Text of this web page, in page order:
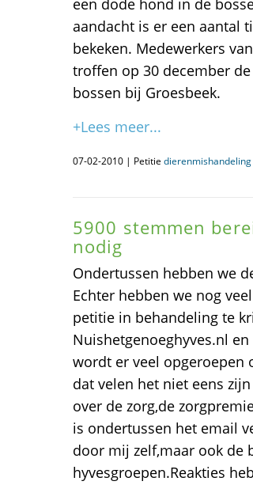
een dode hond in de
aandacht is er een aantal
bekeken. Medewerkers
troffen op 30 december
bossen bij Groesbeek.
+Lees meer...
07-02-2010 | Petitie dierenmishandeling
5900 stemmen
nodig
Ondertussen hebben we
Echter hebben we nog
petitie in behandeling te
Nuishetgenoeghyves.nl
wordt er veel opgeroepen
dat velen het niet eens
over de zorg,de
is ondertussen het email
door mij zelf,maar ook de
hyvesgroepen.Reakties